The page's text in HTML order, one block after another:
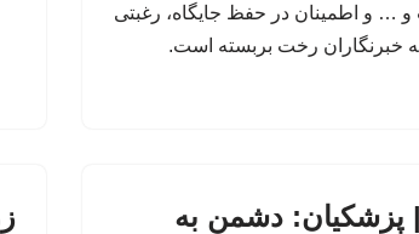
و … و اطمینان در حفظ جایگاه، رغبتی
خبرنگاران رخت بربسته است.
| پزشکیان: دشمن به